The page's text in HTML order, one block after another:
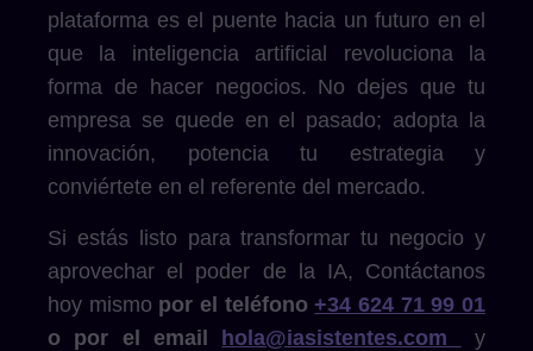
plataforma es el puente hacia un futuro en el
que la inteligencia artificial revoluciona la
forma de hacer negocios. No dejes que tu
empresa se quede en el pasado; adopta la
innovación, potencia tu estrategia y
conviértete en el referente del mercado.
Si estás listo para transformar tu negocio y
aprovechar el poder de la IA, Contáctanos
hoy mismo por el teléfono+34 624 71 99 01
o por el email hola@iasistentes.com
y